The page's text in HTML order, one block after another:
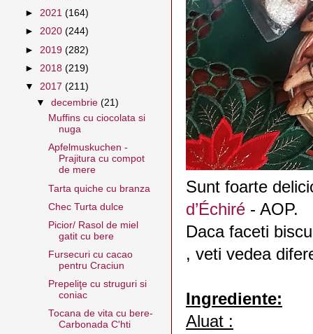
Sunt foarte
d’Échiré - AOP.
Daca faceti
, veti vedea
Ingrediente:
Aluat :
► 2021 (164)
► 2020 (244)
► 2019 (282)
► 2018 (219)
▼ 2017 (211)
▼decembrie(21)
Muffins cu ciocolata si
nuga
Apfelmuskuchen -
Prajitura cu compot
de mere
Tarta quiche cu branza
Chec Turta dulce
Picior/ Rasol de miel
gatit cu bere
Fursecuri cu cacao
pentru Craciun
Prepeliţe cu struguri si
coniac
Tocana de vita cu bere-
Carbonada C'hti